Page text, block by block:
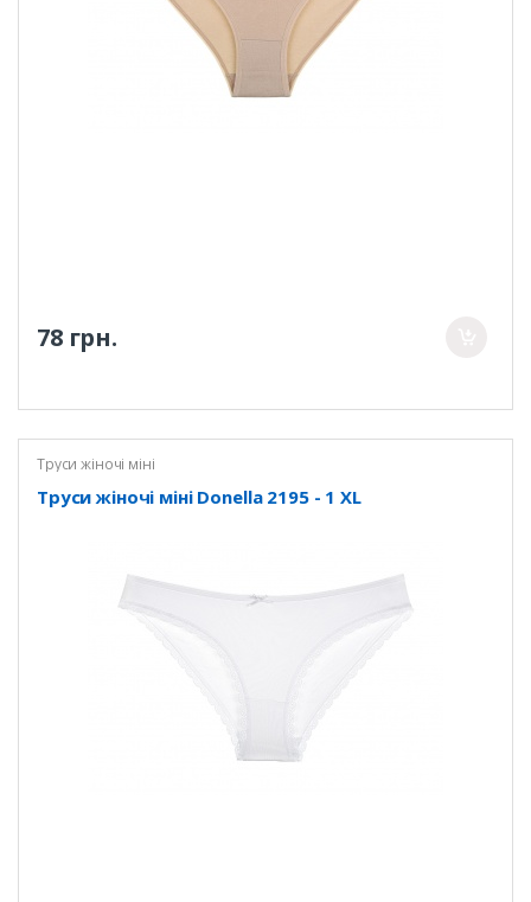
78 грн.
Труси жіночі міні
Труси жіночі міні Donella 2195 - 1 XL